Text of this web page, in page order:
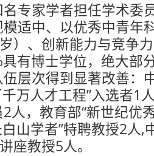
专家学者担任学术委
适中、以优秀中青年
）、创新能力与竞争
有博士学位，绝大部
层次得到显著改善：
万人才工程”入选者1
人，教育部“新世纪优
山学者”特聘教授2人,
座教授5人。